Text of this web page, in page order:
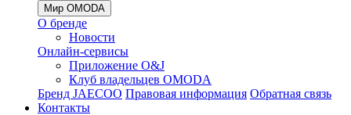
Мир OMODA
О бренде
Новости
Онлайн-сервисы
Приложение O&J
Клуб владельцев OMODA
Бренд JAECOO Правовая информация Обратная связь
Контакты